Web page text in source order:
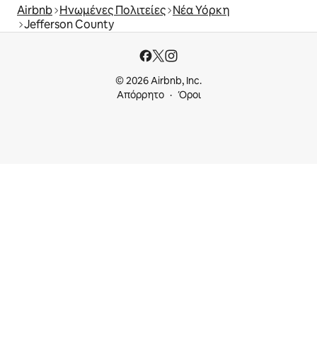
Airbnb Ηνωμένες Πολιτείες Νέα Υόρκη
Jefferson County
© 2026 Airbnb, Inc.
Απόρρητο
Όροι